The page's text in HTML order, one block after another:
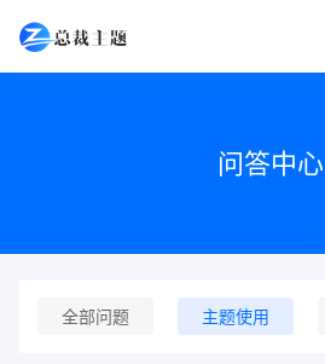
问答中心
全部问题 主题使用